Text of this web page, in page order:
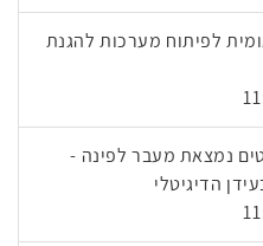
לפיתוח מערכות להגנת
נמצאת מעבר לפינה -
הדיגיטלי